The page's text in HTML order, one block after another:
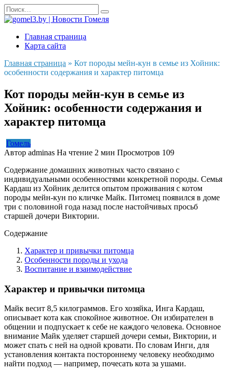
Перейти
к
содержанию
Search
for:
Главная страница
Карта сайта
Главная страница » Кот породы мейн-кун в семье из Хойник:
особенности содержания и характер питомца
Кот породы мейн-кун в семье из
Хойник: особенности содержания и
характер питомца
Гомель
Автор adminas На чтение 2 мин Просмотров 109
Содержание домашних животных часто связано с
индивидуальными особенностями конкретной породы. Семья
Кардаш из Хойник делится опытом проживания с котом
породы мейн-кун по кличке Майк. Питомец появился в доме
три с половиной года назад после настойчивых просьб
старшей дочери Виктории.
Содержание
Характер и привычки питомца
Особенности породы и ухода
Воспитание и взаимодействие
Характер и привычки питомца
Майк весит 8,5 килограммов. Его хозяйка, Инга Кардаш,
описывает кота как спокойное животное. Он избирателен в
общении и подпускает к себе не каждого человека. Основное
внимание Майк уделяет старшей дочери семьи, Виктории, и
может спать с ней на одной кровати. По словам Инги, для
установления контакта постороннему человеку необходимо
найти подход — например, почесать кота за ушами.